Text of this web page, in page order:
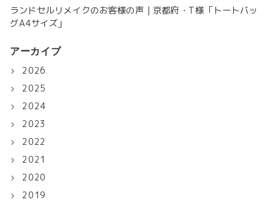
ランドセルリメイクのお客様の声｜京都府・T様「トートバッ
グA4サイズ」
アーカイブ
2026
2025
2024
2023
2022
2021
2020
2019